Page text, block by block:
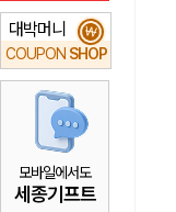
대박머니
COUPON SHOP
₩
모바일에서도
세종기프트